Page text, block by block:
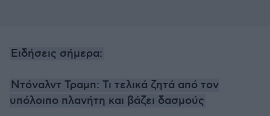
Ειδήσεις σήμερα:
Ντόναλντ Τραμπ: Τι τελικά ζητά από τον
υπόλοιπο πλανήτη και βάζει δασμούς